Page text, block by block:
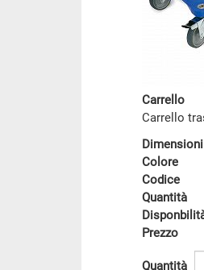
Carrello
Carrello
Dimensioni
Colore
Codice
Quantità
Prezzo
Quantità